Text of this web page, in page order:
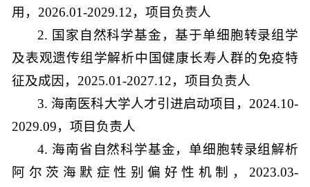
用，2026.01-2029.12，项目负责人
2. 国家自然科学基金，基于单细胞转录组学
及表观遗传组学解析中国健康长寿人群的免疫特
征及成因，2025.01-2027.12，项目负责人
3. 海南医科大学人才引进启动项目，2024.10-
2029.09，项目负责人
4. 海南省自然科学基金，单细胞转录组解析
阿尔茨海默症性别偏好性机制，2023.03-